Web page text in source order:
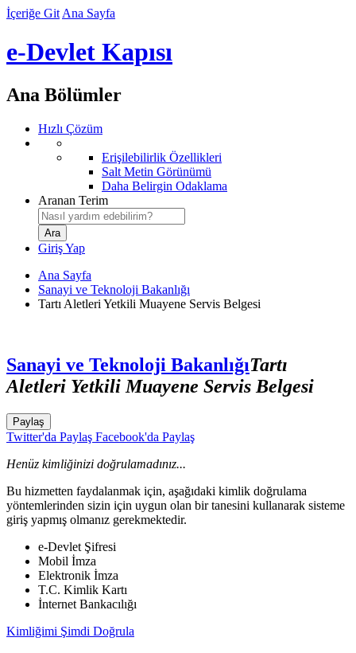
İçeriğe Git Ana Sayfa
e-Devlet Kapısı
Ana Bölümler
Hızlı Çözüm
Erişilebilirlik Özellikleri
Salt Metin Görünümü
Daha Belirgin Odaklama
Aranan Terim
Giriş Yap
Ana Sayfa
Sanayi ve Teknoloji Bakanlığı
Tartı Aletleri Yetkili Muayene Servis Belgesi
Sanayi ve Teknoloji BakanlığıTartı
Aletleri Yetkili Muayene Servis Belgesi
Paylaş
Twitter'da Paylaş Facebook'da Paylaş
Henüz kimliğinizi doğrulamadınız...
Bu hizmetten faydalanmak için, aşağıdaki kimlik doğrulama
yöntemlerinden sizin için uygun olan bir tanesini kullanarak sisteme
giriş yapmış olmanız gerekmektedir.
e-Devlet Şifresi
Mobil İmza
Elektronik İmza
T.C. Kimlik Kartı
İnternet Bankacılığı
Kimliğimi Şimdi Doğrula